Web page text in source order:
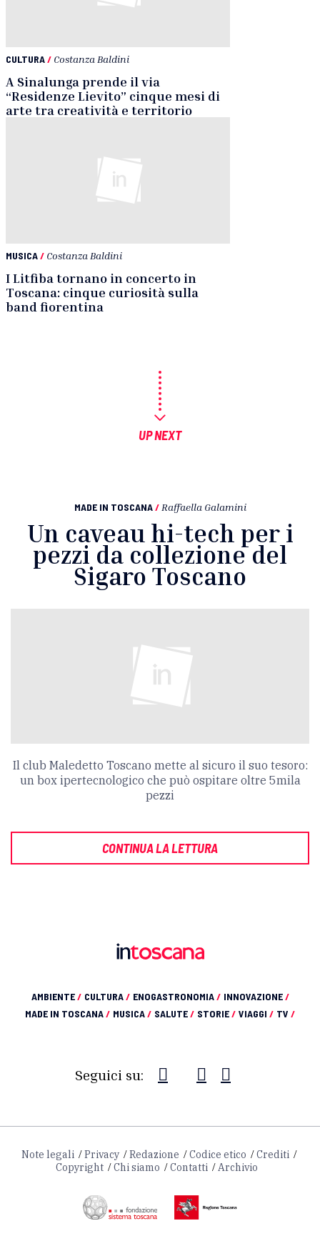
CULTURA/ Costanza Baldini
A Sinalunga prende il via
“Residenze Lievito” cinque mesi di
arte tra creatività e territorio
MUSICA/ Costanza Baldini
I Litfiba tornano in concerto in
Toscana: cinque curiosità sulla
band fiorentina
UP NEXT
MADE IN TOSCANA / Raffaella Galamini
Un caveau hi-tech per i
pezzi da collezione del
Sigaro Toscano
Il club Maledetto Toscano mette al sicuro il suo tesoro:
un box ipertecnologico che può ospitare oltre 5mila
pezzi
CONTINUA LA LETTURA
AMBIENTE/ CULTURA/ ENOGASTRONOMIA/ INNOVAZIONE/
MADE IN TOSCANA/ MUSICA/ SALUTE/ STORIE/ VIAGGI / TV /
Seguici su:
Note legali Privacy Redazione Codice etico
Crediti
Copyright
Chi siamo Contatti Archivio